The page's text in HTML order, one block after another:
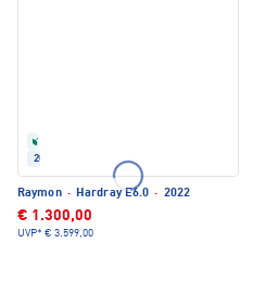
2022
Raymon · Hardray E6.0 · 2022
€ 1.300,00
UVP* € 3.599,00